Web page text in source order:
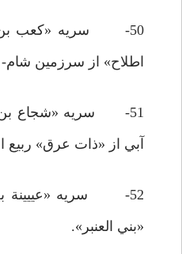
50- سريه «کعب بن
اطلاح» از سرزمين
51- سريه «شجاع
آبي از «ذات عرق»
52- سريه «عييينة
«بني العنبر».